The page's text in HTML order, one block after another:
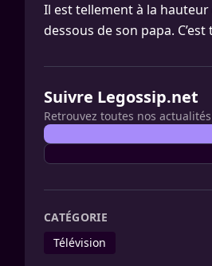
Il est tellement à la hauteur
dessous de son papa.
Suivre Legossip.net
Retrouvez toutes nos
CATÉGORIE
Télévision